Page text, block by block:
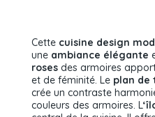
Cette cuisine design
une ambiance élégante
roses des armoires
et de féminité. Le plan de
crée un contraste
couleurs des armoires. L